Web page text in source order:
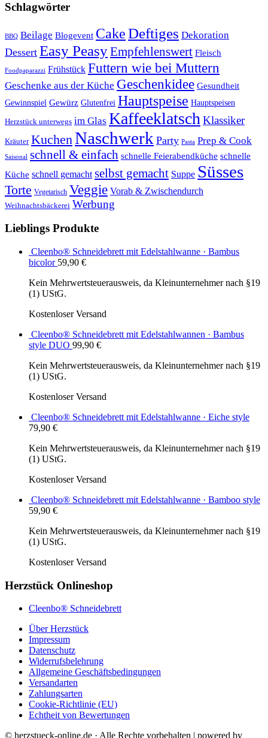
Schlagwörter
BBQ Beilage Blogevent CakeDeftiges Dekoration
Dessert Easy PeasyEmpfehlenswert Fleisch
Foodpaparazzi Frühstück Futtern wie bei Muttern
Geschenke aus der Küche Geschenkidee Gesundheit
Gewinnspiel Gewürz Glutenfrei Hauptspeise Hauptspeisen
Herzstück unterwegs im Glas Kaffeeklatsch Klassiker
Kräuter Kuchen Naschwerk Party Pasta Prep & Cook
Saisonal schnell & einfach schnelle Feierabendküche schnelle
Küche schnell gemacht selbst gemacht Suppe Süsses
Torte Vegetarisch Veggie Vorab & Zwischendurch
Weihnachtsbäckerei Werbung
Lieblings Produkte
Cleenbo® Schneidebrett mit Edelstahlwanne · Bambus
bicolor 59,90 €
Kein Mehrwertsteuerausweis, da Kleinunternehmer nach §19
(1) UStG.
Kostenloser Versand
Cleenbo® Schneidebrett mit Edelstahlwannen · Bambus
style DUO 99,90 €
Kein Mehrwertsteuerausweis, da Kleinunternehmer nach §19
(1) UStG.
Kostenloser Versand
Cleenbo® Schneidebrett mit Edelstahlwanne · Eiche style
79,90 €
Kein Mehrwertsteuerausweis, da Kleinunternehmer nach §19
(1) UStG.
Kostenloser Versand
Cleenbo® Schneidebrett mit Edelstahlwanne · Bamboo style
59,90 €
Kein Mehrwertsteuerausweis, da Kleinunternehmer nach §19
(1) UStG.
Kostenloser Versand
Herzstück Onlineshop
Cleenbo® Schneidebrett
Über Herzstück
Impressum
Datenschutz
Widerrufsbelehrung
Allgemeine Geschäftsbedingungen
Versandarten
Zahlungsarten
Cookie-Richtlinie (EU)
Echtheit von Bewertungen
© herzstueck-online.de · Alle Rechte vorbehalten | powered by